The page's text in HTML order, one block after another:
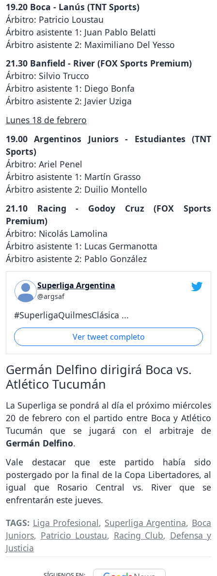
19.20 Boca - Lanús (TNT Sports)
Árbitro: Patricio Loustau
Árbitro asistente 1: Juan Pablo Belatti
Árbitro asistente 2: Maximiliano Del Yesso
21.30 Banfield - River (FOX Sports Premium)
Árbitro: Silvio Trucco
Árbitro asistente 1: Diego Bonfa
Árbitro asistente 2: Javier Uziga
Lunes 18 de febrero
19.00 Argentinos Juniors - Estudiantes (TNT
Sports)
Árbitro: Ariel Penel
Árbitro asistente 1: Martín Grasso
Árbitro asistente 2: Duilio Montello
21.10 Racing - Godoy Cruz (FOX Sports
Premium)
Árbitro: Nicolás Lamolina
Árbitro asistente 1: Lucas Germanotta
Árbitro asistente 2: Pablo González
Superliga Argentina
@argsaf
#SuperligaQuilmesClásica ...
Ver tweet completo
Germán Delfino dirigirá Boca vs.
Atlético Tucumán
La Superliga se pondrá al día el próximo miércoles
20 de febrero con el partido entre Boca y Atlético
Tucumán que se jugará con el arbitraje de
Germán Delfino.
Vale destacar que este partido había sido
postergado por la final de la Copa Libertadores, al
igual que Rosario Central vs. River que se
enfrentarán este jueves.
TAGS: Liga Profesional, Superliga Argentina, Boca
Juniors, Patricio Loustau, Racing Club, Defensa y
Justicia